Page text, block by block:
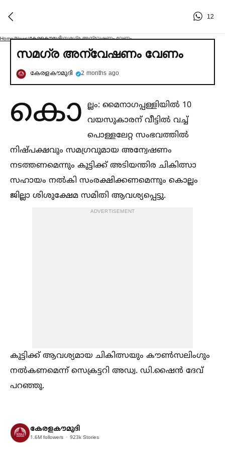
12
Home/News/കേരളകൗമുദി/സമഗ്ര അന്വേഷണം വേണം
സമഗ്ര അന്വേഷണം വേണം
കേരളകൗമുദി 2 months ago
കൊ ല്ലം: മൈനാഗപ്പള്ളിയില്‍ 10
വയസുകാരന് വീട്ടില്‍ വച്ച്‌
പൊള്ളലേറ്റ സംഭവത്തില്‍
നിഷ്പക്ഷവും സമഗ്രവുമായ അന്വേഷണം
നടത്തണമെന്നും കുട്ടിക്ക് അടിയന്തിര ചികിത്സാ
സഹായം നല്‍കി സംരക്ഷിക്കണമെന്നും കൊല്ലം
ജില്ലാ ശിശുക്ഷേമ സമിതി ആവശ്യപ്പെട്ടു.
ADVERTISEMENT
കുട്ടിക്ക് ആവശ്യമായ ചികിത്സയും കൗണ്‍സലിംഗും
നല്‍കണമെന്ന് സെക്രട്ടറി അഡ്വ. ഡി.ഷൈൻ ദേവ്
പറഞ്ഞു.
കേരളകൗമുദി
1.6M followers 923k Stories